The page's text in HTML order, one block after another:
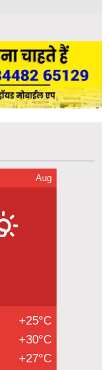
Aug
+25°C
+30°C
+27°C